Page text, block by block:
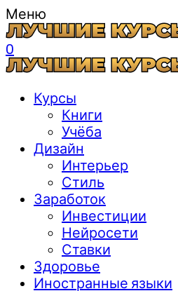
Меню
0
Курсы
Книги
Учёба
Дизайн
Интерьер
Стиль
Заработок
Инвестиции
Нейросети
Ставки
Здоровье
Иностранные языки